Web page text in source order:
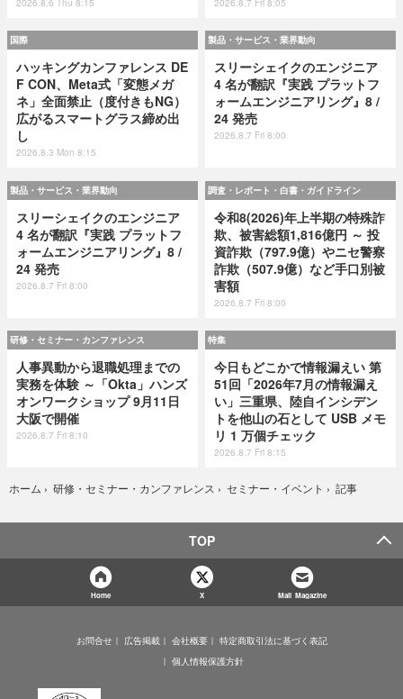
2026.8.6 Thu 8:15 2026.8.7 Fri 8:05
国際
ハッキングカンファレンス DE
F CON、Meta式「変態メガ
ネ」全面禁止（度付きもNG）
広がるスマートグラス締め出
し
2026.8.3 Mon 8:15
製品・サービス・業界動向
スリーシェイクのエンジニア
4 名が翻訳『実践 プラットフ
ォームエンジニアリング』8 /
24 発売
2026.8.7 Fri 8:00
製品・サービス・業界動向
スリーシェイクのエンジニア
4 名が翻訳『実践 プラットフ
ォームエンジニアリング』8 /
24 発売
2026.8.7 Fri 8:00
調査・レポート・白書・ガイドライン
令和8(2026)年上半期の特殊詐
欺、被害総額1,816億円 ～ 投
資詐欺（797.9億）やニセ警察
詐欺（507.9億）など手口別被
害額
2026.8.7 Fri 8:00
研修・セミナー・カンファレンス
人事異動から退職処理までの
実務を体験 ～「Okta」ハンズ
オンワークショップ 9月11日
大阪で開催
2026.8.7 Fri 8:10
特集
今日もどこかで情報漏えい 第
51回「2026年7月の情報漏え
い」三重県、陸自インシデン
トを他山の石として USB メモ
リ 1 万個チェック
2026.8.7 Fri 8:15
ホーム › 研修・セミナー・カンファレンス › セミナー・イベント › 記事
TOP
Home X Mail Magazine
お問合せ 広告掲載 会社概要
特定商取引法に基づく表記
個人情報保護方針